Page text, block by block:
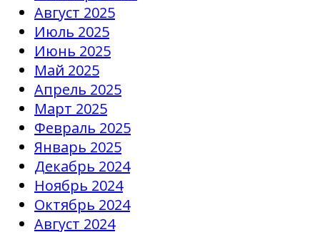
Август 2025
Июль 2025
Июнь 2025
Май 2025
Апрель 2025
Март 2025
Февраль 2025
Январь 2025
Декабрь 2024
Ноябрь 2024
Октябрь 2024
Август 2024